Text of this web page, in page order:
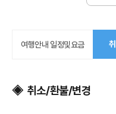
여행안내 일정및요금
◈ 취소/환불/변경